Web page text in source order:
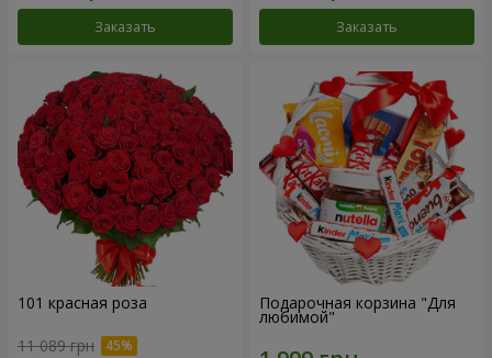
Заказать Заказать
101 красная роза
11 089 грн
Подарочная корзина "Для
любимой"